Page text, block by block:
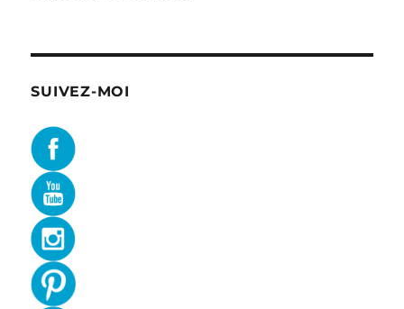
SUIVEZ-MOI